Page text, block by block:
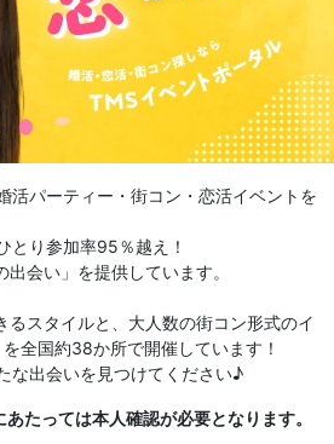
活パーティー・街コン・恋活イベントを
とり参加率95％越え！
会い」を提供しています。
るスタイルと、大人数の街コン形式のイ
全国約38か所で開催しています！
な出会いを見つけてください♪
たっては本人確認が必要となります。